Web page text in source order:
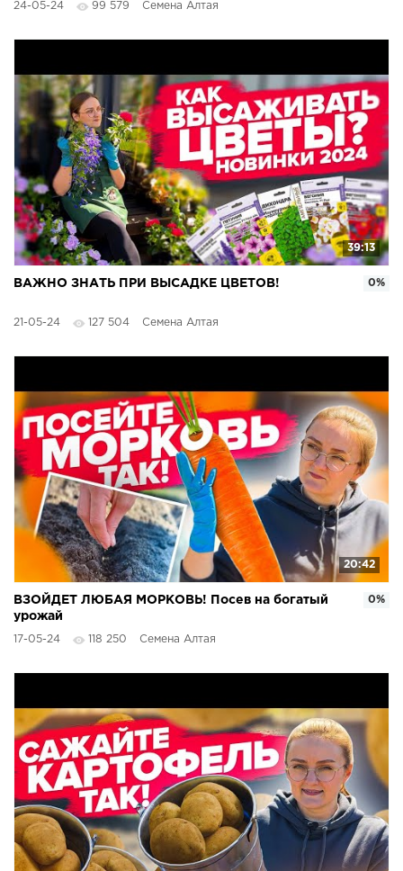
24-05-24 99 579 Семена Алтая
39:13
ВАЖНО ЗНАТЬ ПРИ ВЫСАДКЕ ЦВЕТОВ!
21-05-24 127 504 Семена Алтая
0%
20:42
ВЗОЙДЕТ ЛЮБАЯ МОРКОВЬ! Посев на богатый
урожай
17-05-24 118 250 Семена Алтая
0%